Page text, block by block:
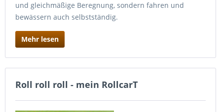
und gleichmäßige Beregnung, sondern fahren und
bewässern auch selbstständig.
Mehr lesen
Roll roll roll - mein RollcarT